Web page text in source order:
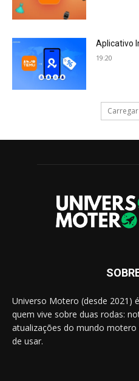
Aplicativo
19:20
Universo Motero (desde 2021)
quem vive sobre duas rodas:
atualizações do mundo
de usar.